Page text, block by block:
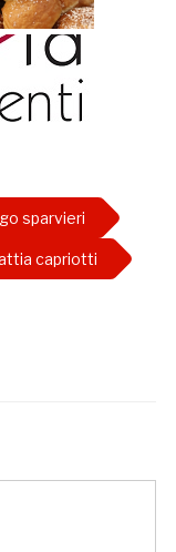
sparvieri
capriotti